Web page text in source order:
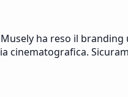
ha reso il
cinematografica.